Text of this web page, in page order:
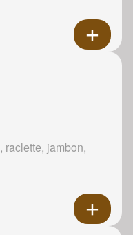
raclette, jambon,